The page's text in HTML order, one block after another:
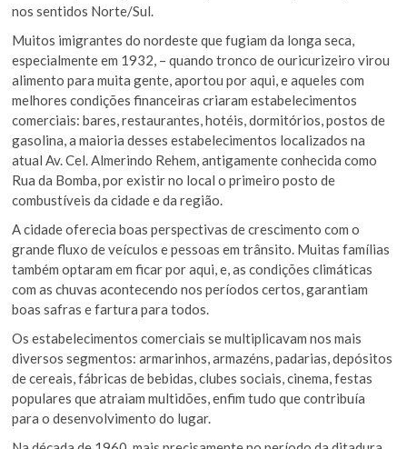
nos sentidos Norte/Sul.
Muitos imigrantes do nordeste que fugiam da longa seca,
especialmente em 1932, – quando tronco de ouricurizeiro virou
alimento para muita gente, aportou por aqui, e aqueles com
melhores condições financeiras criaram estabelecimentos
comerciais: bares, restaurantes, hotéis, dormitórios, postos de
gasolina, a maioria desses estabelecimentos localizados na
atual Av. Cel. Almerindo Rehem, antigamente conhecida como
Rua da Bomba, por existir no local o primeiro posto de
combustíveis da cidade e da região.
A cidade oferecia boas perspectivas de crescimento com o
grande fluxo de veículos e pessoas em trânsito. Muitas famílias
também optaram em ficar por aqui, e, as condições climáticas
com as chuvas acontecendo nos períodos certos, garantiam
boas safras e fartura para todos.
Os estabelecimentos comerciais se multiplicavam nos mais
diversos segmentos: armarinhos, armazéns, padarias, depósitos
de cereais, fábricas de bebidas, clubes sociais, cinema, festas
populares que atraiam multidões, enfim tudo que contribuía
para o desenvolvimento do lugar.